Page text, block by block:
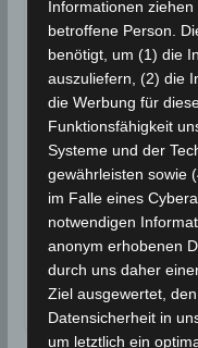
NACHBETRACHTUNGEN
Kasserine
beim
20. August 2019
Gewitter,Kasserine,
Starke
15 Liter/m2) und
August 2019 haben
Informationen
betroffene Person.
benötigt, um (1) die
auszuliefern, (2) die
die Werbung für
Funktionsfähigkeit
Systeme und der
gewährleisten sowie
im Falle eines
notwendigen
anonym erhobenen
durch uns daher
Ziel ausgewertet,
Datensicherheit in
um letztlich ein